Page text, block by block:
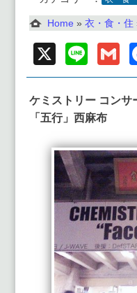
Home » 衣・食・住
X Line
ケミストリー コンサ
「五行」西麻布